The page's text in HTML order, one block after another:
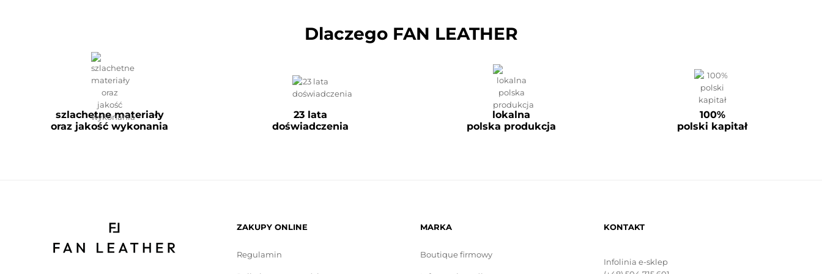
Dlaczego FAN LEATHER
szlachetne materiały
oraz jakość wykonania
23 lata
doświadczenia
lokalna
polska produkcja
100%
polski kapitał
ZAKUPY ONLINE
Regulamin
MARKA
Boutique firmowy
KONTAKT
Infolinia e-sklep